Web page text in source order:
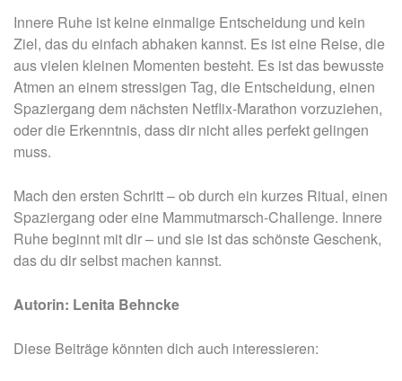
Innere Ruhe ist keine einmalige Entscheidung und kein
Ziel, das du einfach abhaken kannst. Es ist eine Reise, die
aus vielen kleinen Momenten besteht. Es ist das bewusste
Atmen an einem stressigen Tag, die Entscheidung, einen
Spaziergang dem nächsten Netflix-Marathon vorzuziehen,
oder die Erkenntnis, dass dir nicht alles perfekt gelingen
muss.
Mach den ersten Schritt – ob durch ein kurzes Ritual, einen
Spaziergang oder eine Mammutmarsch-Challenge. Innere
Ruhe beginnt mit dir – und sie ist das schönste Geschenk,
das du dir selbst machen kannst.
Autorin: Lenita Behncke
Diese Beiträge könnten dich auch interessieren: